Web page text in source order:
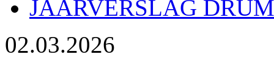
JAARVERSLAG
02.03.2026